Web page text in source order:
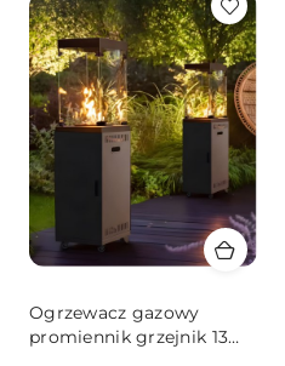
Ogrzewacz gazowy
promiennik grzejnik 13